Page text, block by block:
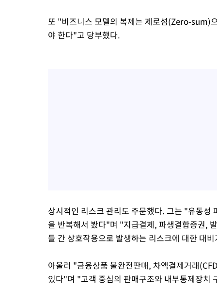
또 "비즈니스 모델의 복제는 제로섬(Zero-sum)
야 한다"고 당부했다.
상시적인 리스크 관리도 주문했다. 그는 "유동성
을 반복해서 봤다"며 "지급결제, 파생결합증권,
들 간 상호작용으로 발생하는 리스크에 대한 대
아울러 "금융상품 불완전판매, 차액결제거래
있다"며 "고객 중심의 판매구조와 내부통제장치